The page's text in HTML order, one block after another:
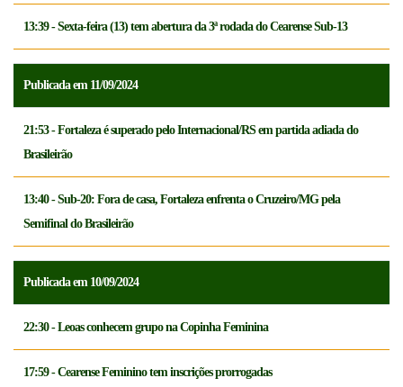
13:39 - Sexta-feira (13) tem abertura da 3ª rodada do Cearense Sub-13
Publicada em 11/09/2024
21:53 - Fortaleza é superado pelo Internacional/RS em partida adiada do
Brasileirão
13:40 - Sub-20: Fora de casa, Fortaleza enfrenta o Cruzeiro/MG pela
Semifinal do Brasileirão
Publicada em 10/09/2024
22:30 - Leoas conhecem grupo na Copinha Feminina
17:59 - Cearense Feminino tem inscrições prorrogadas